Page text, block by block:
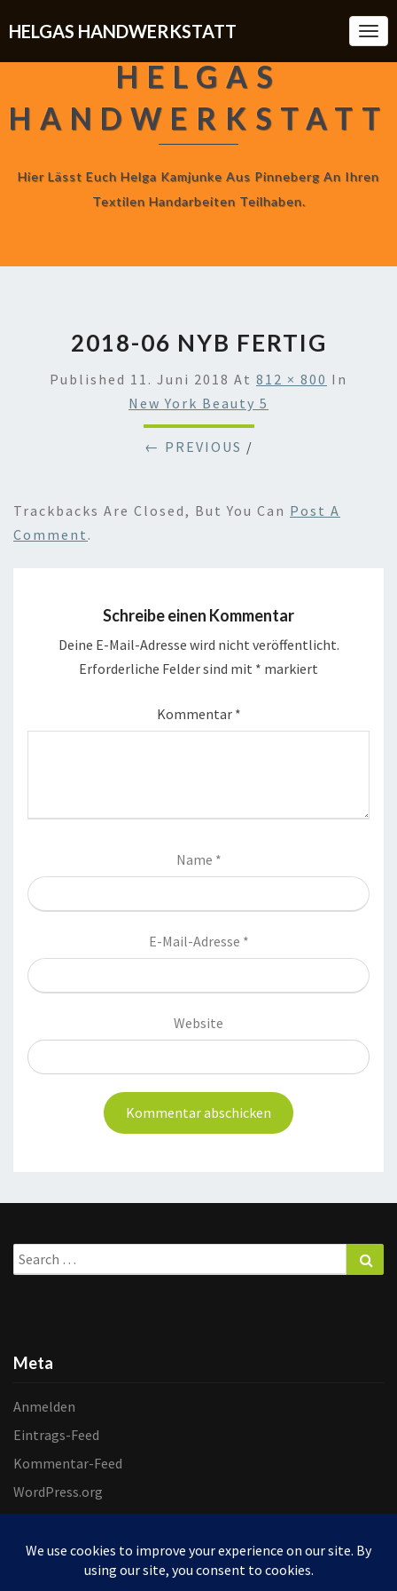
HELGAS HANDWERKSTATT
HELGAS
HANDWERKSTATT
Hier Lässt Euch Helga Kamjunke Aus Pinneberg An Ihren
Textilen Handarbeiten Teilhaben.
2018-06 NYB FERTIG
Published 11. Juni 2018 At 812 × 800 In
New York Beauty 5
← PREVIOUS /
Trackbacks Are Closed, But You Can Post A
Comment .
Schreibe einen Kommentar
Deine E-Mail-Adresse wird nicht veröffentlicht.
Erforderliche Felder sind mit * markiert
Kommentar *
Name *
E-Mail-Adresse *
Website
Search
for:
Meta
Anmelden
Eintrags-Feed
Kommentar-Feed
WordPress.org
© 2026 Helgas Handwerkstatt | Powered by